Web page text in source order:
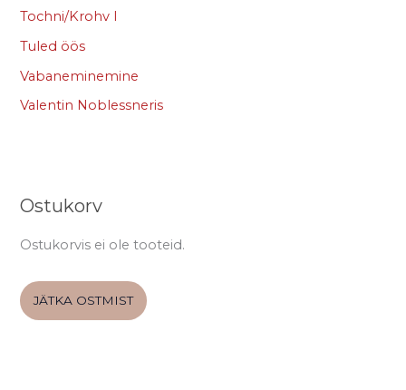
Tochni/Krohv I
Tuled öös
Vabaneminemine
Valentin Noblessneris
Ostukorv
Ostukorvis ei ole tooteid.
JÄTKA OSTMIST